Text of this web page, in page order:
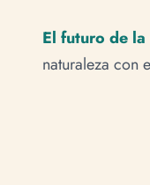
El futuro de la
naturaleza con